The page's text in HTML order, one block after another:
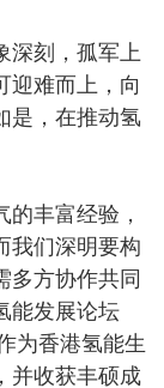
刻，孤军上
迎难而上，向
是，在推动氢
丰富经验，
我们深明要构
多方协作共同
能发展论坛
为香港氢能生
并收获丰硕成